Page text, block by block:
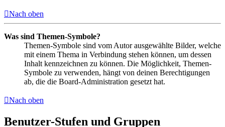
Nach oben
Was sind Themen-Symbole?
Themen-Symbole sind vom Autor ausgewählte Bilder, welche
mit einem Thema in Verbindung stehen können, um dessen
Inhalt kennzeichnen zu können. Die Möglichkeit, Themen-
Symbole zu verwenden, hängt von deinen Berechtigungen
ab, die die Board-Administration gesetzt hat.
Nach oben
Benutzer-Stufen und Gruppen